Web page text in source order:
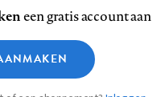
ons
op
InstagramYouTube
Disclaimer Privacy
Medische vragen verdienen
betrouwbare antwoorden
een gratis account aan